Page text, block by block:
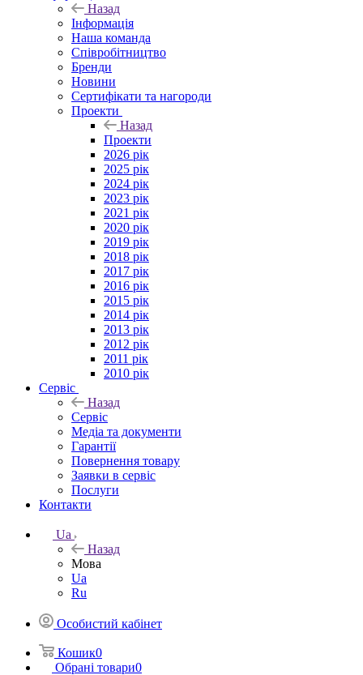
Назад
Інформація
Наша команда
Співробітництво
Бренди
Новини
Сертифікати та нагороди
Проекти
Назад
Проекти
2026 рік
2025 рік
2024 рік
2023 рік
2021 рік
2020 рік
2019 рік
2018 рік
2017 рік
2016 рік
2015 рік
2014 рік
2013 рік
2012 рік
2011 рік
2010 рік
Сервіс
Назад
Сервіс
Медіа та документи
Гарантії
Повернення товару
Заявки в сервіс
Послуги
Контакти
Ua
Назад
Мова
Ua
Ru
Особистий кабінет
Кошик0
Обрані товари0